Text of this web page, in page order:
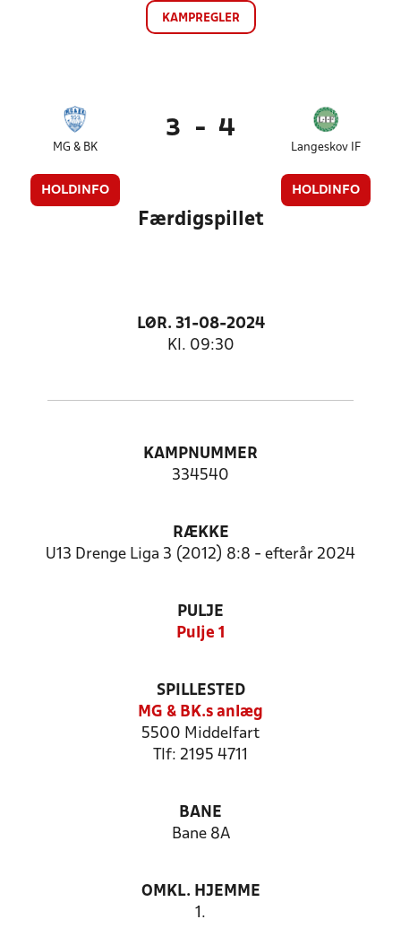
KAMPREGLER
MG & BK
HOLDINFO
3 - 4
Langeskov IF
HOLDINFO
Færdigspillet
LØR. 31-08-2024
Kl. 09:30
KAMPNUMMER
334540
RÆKKE
U13 Drenge Liga 3 (2012) 8:8 - efterår 2024
PULJE
Pulje 1
SPILLESTED
MG & BK.s anlæg
5500 Middelfart
Tlf: 2195 4711
BANE
Bane 8A
OMKL. HJEMME
1.